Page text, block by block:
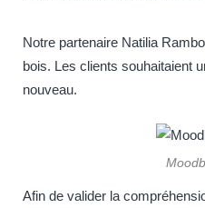
Notre partenaire Natilia
bois. Les clients souhaitaient
nouveau.
Afin de valider la